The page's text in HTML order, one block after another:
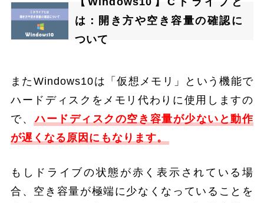
は：開き方や空き容量の確認に
ついて
またWindows10は「仮想メモリ」という機能で
ハードディスクをメモリ代わりに使用しますの
で、 ハードディスクの空き容量が少ないと動作
が遅くなる原因にもなります。
もしドライブの状態が赤く表示されている場
合、空き容量が極端に少なくなっていることを